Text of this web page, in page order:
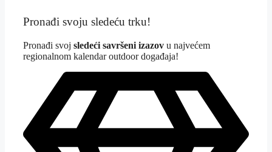
Pronađi svoju sledeću trku!
Pronađi svoj sledeći savršeni izazov u najvećem
regionalnom kalendar outdoor događaja!